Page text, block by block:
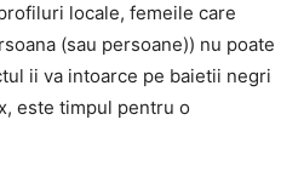
locale, femeile care
(sau persoane)) nu poate
ii va intoarce pe baietii negri
este timpul pentru o